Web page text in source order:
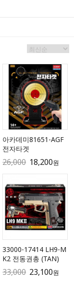
아카데미81651-AGF
전자타겟
26,000 18,200원
33000-17414 LH9-M
K2 전동권총 (TAN)
33,000 23,100원